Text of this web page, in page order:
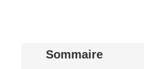
Sommaire